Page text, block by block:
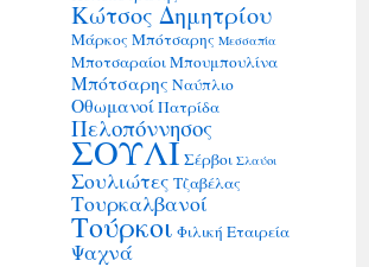
Κώτσος Δημητρίου
Μάρκος Μπότσαρης Μεσσαπία
ΜποτσαραίοιΜπουμπουλίνα
Μπότσαρης Ναύπλιο
ΟθωμανοίΠατρίδα
Πελοπόννησος
ΣΟΥΛΙ Σέρβοι Σλαύοι
Σουλιώτες Τζαβέλας
Τουρκαλβανοί
Τούρκοι Φιλική Εταιρεία
Ψαχνά